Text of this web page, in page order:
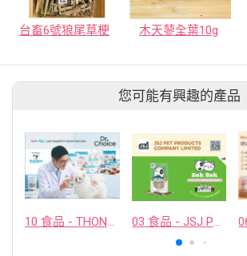
台畜6號狼尾草梗 木天蓼全葉10g
您可能有興趣的產品
10 食品 - THONGLOR PET HOSJPITAL CO., LTD. 03 食品 - JSJ PET PRODUCTS COMPANY LIMITED